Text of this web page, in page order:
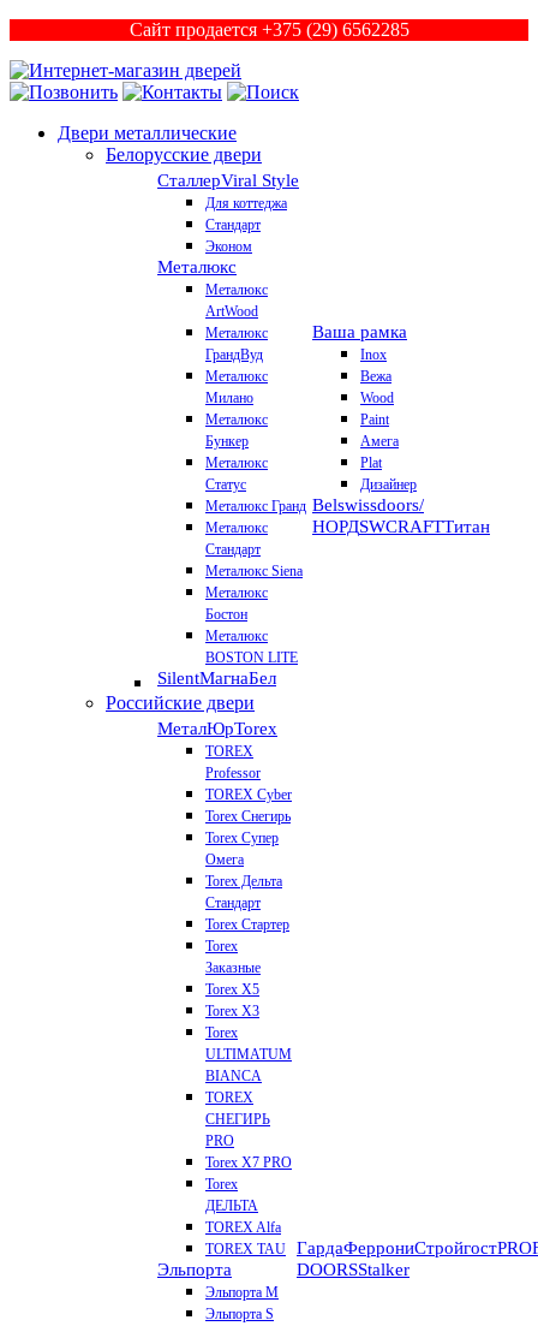
Сайт продается +375 (29) 6562285
Двери металлические
Белорусские двери
СталлерViral Style
Для коттеджа
Стандарт
Эконом
Металюкс
Металюкс
ArtWood
Металюкс
ГрандВуд
Металюкс
Милано
Металюкс
Бункер
Металюкс
Статус
Металюкс Гранд
Металюкс
Стандарт
Металюкс Siena
Металюкс
Бостон
Металюкс
BOSTON LITE
SilentМагнаБел
Ваша рамка
Inox
Вежа
Wood
Paint
Амега
Plat
Дизайнер
Belswissdoors/
НОРДSWCRAFTТитан
Российские двери
МеталЮрTorex
TOREX
Professor
TOREX Cyber
Torex Снегирь
Torex Супер
Омега
Torex Дельта
Стандарт
Torex Стартер
Torex
Заказные
Torex Х5
Torex Х3
Torex
ULTIMATUM
BIANCA
TOREX
СНЕГИРЬ
PRO
Torex X7 PRO
Torex
ДЕЛЬТА
TOREX Alfa
TOREX TAU
Эльпорта
Эльпорта M
Эльпорта S
ГардаФеррониСтройгост
DOORSStalker